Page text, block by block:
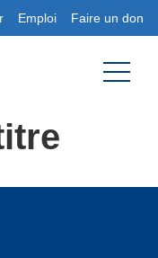
Emploi Faire un don